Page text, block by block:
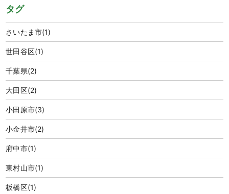
タグ
さいたま市(1)
世田谷区(1)
千葉県(2)
大田区(2)
小田原市(3)
小金井市(2)
府中市(1)
東村山市(1)
板橋区(1)